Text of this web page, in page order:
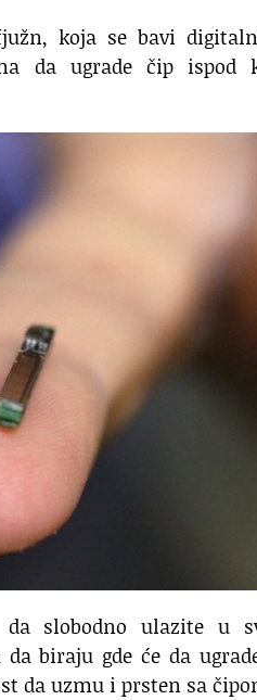
koja se bavi
da ugrade čip ispod
da slobodno ulazite u
da biraju gde će da
da uzmu i prsten sa